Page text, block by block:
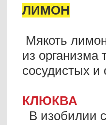
ЛИМОН
Мякоть
из
сосудистых и
КЛЮКВА
В изобилии